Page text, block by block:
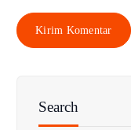
Search